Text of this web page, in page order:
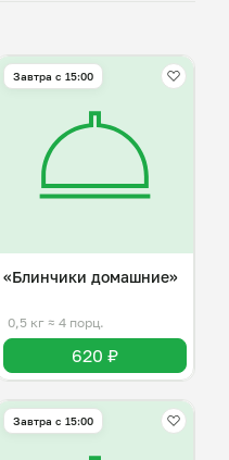
Завтра c 15:00
«Блинчики домашние»
0,5 кг ≈ 4 порц.
620 ₽
Завтра c 15:00